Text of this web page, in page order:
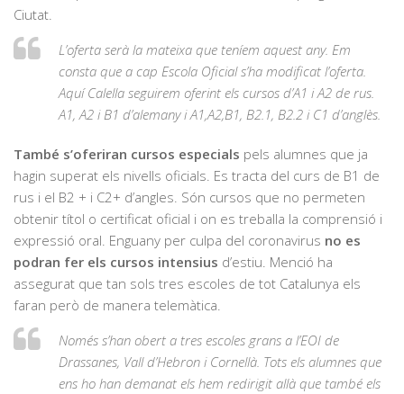
Ciutat.
L’oferta serà la mateixa que teníem aquest any. Em
consta que a cap Escola Oficial s’ha modificat l’oferta.
Aquí Calella seguirem oferint els cursos d’A1 i A2 de rus.
A1, A2 i B1 d’alemany i A1,A2,B1, B2.1, B2.2 i C1 d’anglès.
També s’oferiran cursos especials pels alumnes que ja
hagin superat els nivells oficials. Es tracta del curs de B1 de
rus i el B2 + i C2+ d’angles. Són cursos que no permeten
obtenir títol o certificat oficial i on es treballa la comprensió i
expressió oral. Enguany per culpa del coronavirus no es
podran fer els cursos intensius d’estiu. Menció ha
assegurat que tan sols tres escoles de tot Catalunya els
faran però de manera telemàtica.
Només s’han obert a tres escoles grans a l’EOI de
Drassanes, Vall d’Hebron i Cornellà. Tots els alumnes que
ens ho han demanat els hem redirigit allà que també els